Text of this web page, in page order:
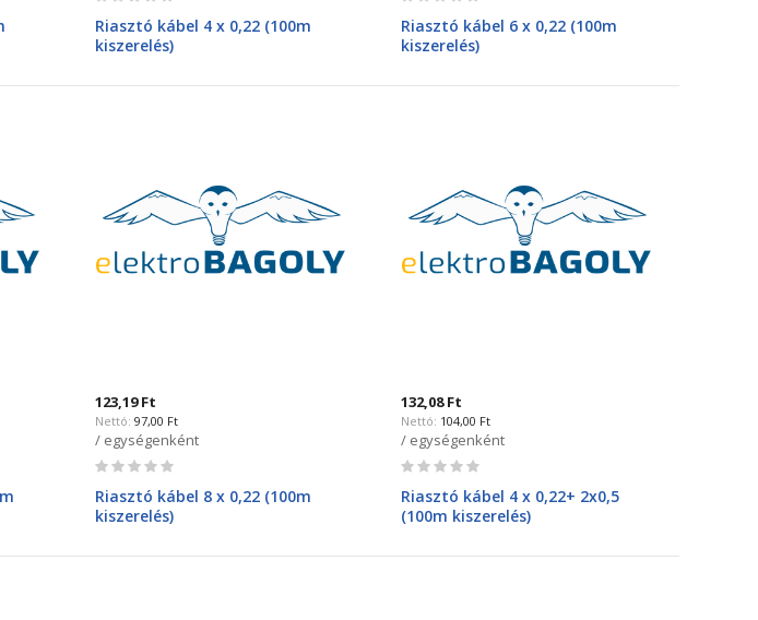
Riasztó kábel 4 x 0,22 (100m
kiszerelés)
Riasztó kábel 6 x 0,22 (100m
kiszerelés)
123,19 Ft
97,00 Ft
/ egységenként
Rating:
Riasztó kábel 8 x 0,22 (100m
kiszerelés)
132,08 Ft
104,00 Ft
/ egységenként
Rating:
Riasztó kábel 4 x 0,22+ 2x0,5
(100m kiszerelés)